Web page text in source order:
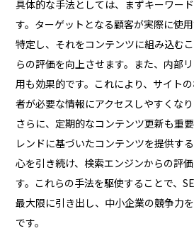
具体的な手法としては、まずキーワー
す。ターゲットとなる顧客が実際に使
特定し、それをコンテンツに組み込む
らの評価を向上させます。また、内部
用も効果的です。これにより、サイト
者が必要な情報にアクセスしやすくなり
さらに、定期的なコンテンツ更新も重
レンドに基づいたコンテンツを提供す
心を引き続け、検索エンジンからの評
す。これらの手法を駆使することで、
最大限に引き出し、中小企業の競争力
です。